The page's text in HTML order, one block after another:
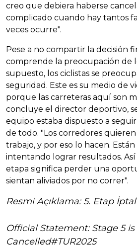
creo que debiera haberse
complicado cuando hay tantos
veces ocurre".
Pese a no compartir la decisión
comprende la preocupación de
supuesto, los ciclistas se
seguridad. Este es su medio de
porque las carreteras aquí son
concluye el director deportivo,
equipo estaba dispuesto a
de todo. "Los corredores quieren
trabajo, y por eso lo hacen.
intentando lograr resultados.
etapa significa perder una
sientan aliviados por no correr".
Resmi Açıklama: 5. Etap
Official Statement: Stage 5 is
Cancelled#TUR2025